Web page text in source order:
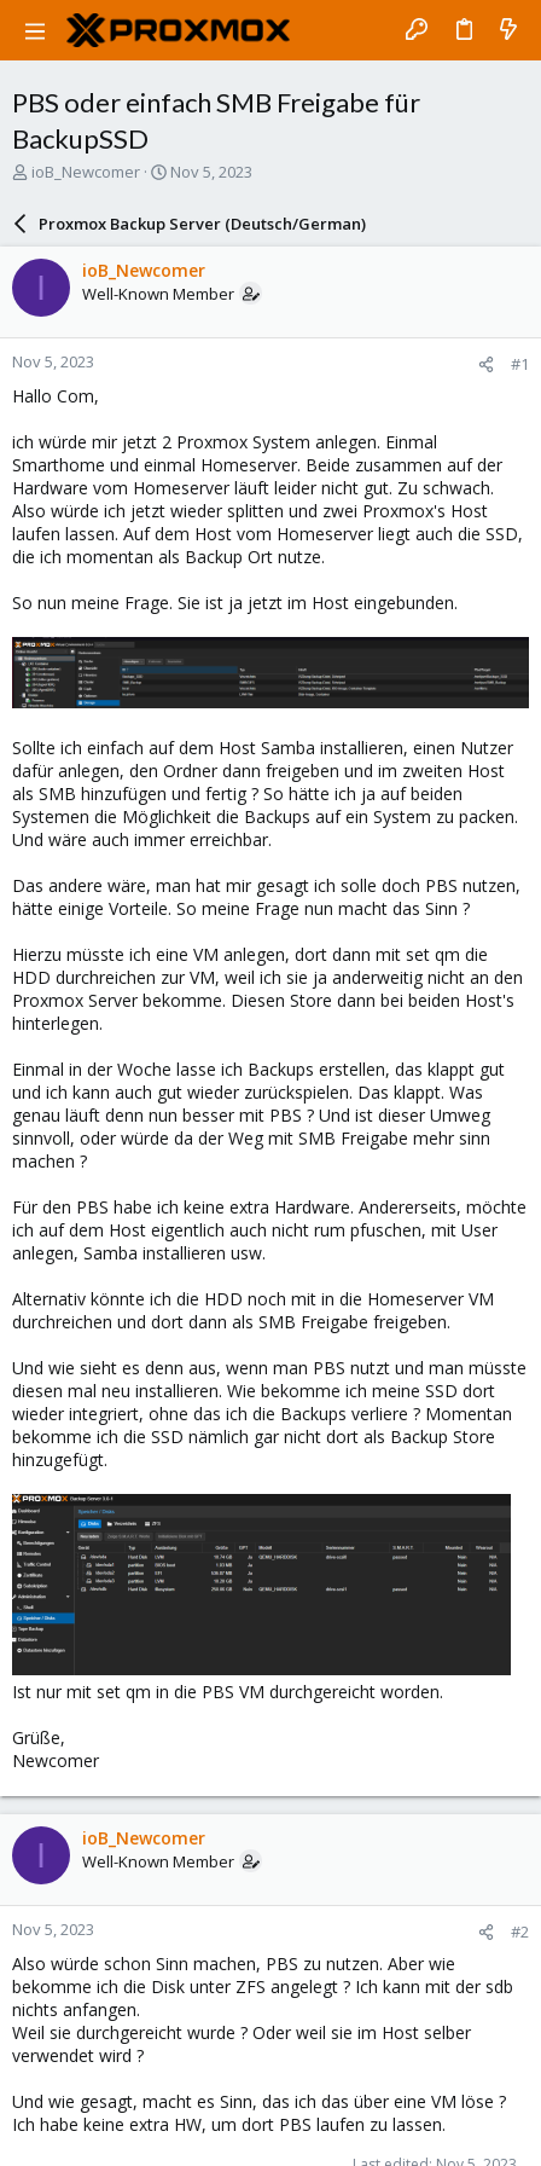
PBS oder einfach SMB Freigabe für
BackupSSD
T
a
t
a
r
t
e
ioB_Newcomer
S
a
r
d
a
e
Nov 5, 2023
Proxmox Backup Server (Deutsch/German)
I ioB_Newcomer
Well-Known Member
Nov 5, 2023 #1
Hallo Com,
ich würde mir jetzt 2 Proxmox System anlegen. Einmal
Smarthome und einmal Homeserver. Beide zusammen auf der
Hardware vom Homeserver läuft leider nicht gut. Zu schwach.
Also würde ich jetzt wieder splitten und zwei Proxmox's Host
laufen lassen. Auf dem Host vom Homeserver liegt auch die SSD,
die ich momentan als Backup Ort nutze.
So nun meine Frage. Sie ist ja jetzt im Host eingebunden.
Sollte ich einfach auf dem Host Samba installieren, einen Nutzer
dafür anlegen, den Ordner dann freigeben und im zweiten Host
als SMB hinzufügen und fertig ? So hätte ich ja auf beiden
Systemen die Möglichkeit die Backups auf ein System zu packen.
Und wäre auch immer erreichbar.
Das andere wäre, man hat mir gesagt ich solle doch PBS nutzen,
hätte einige Vorteile. So meine Frage nun macht das Sinn ?
Hierzu müsste ich eine VM anlegen, dort dann mit set qm die
HDD durchreichen zur VM, weil ich sie ja anderweitig nicht an den
Proxmox Server bekomme. Diesen Store dann bei beiden Host's
hinterlegen.
Einmal in der Woche lasse ich Backups erstellen, das klappt gut
und ich kann auch gut wieder zurückspielen. Das klappt. Was
genau läuft denn nun besser mit PBS ? Und ist dieser Umweg
sinnvoll, oder würde da der Weg mit SMB Freigabe mehr sinn
machen ?
Für den PBS habe ich keine extra Hardware. Andererseits, möchte
ich auf dem Host eigentlich auch nicht rum pfuschen, mit User
anlegen, Samba installieren usw.
Alternativ könnte ich die HDD noch mit in die Homeserver VM
durchreichen und dort dann als SMB Freigabe freigeben.
Und wie sieht es denn aus, wenn man PBS nutzt und man müsste
diesen mal neu installieren. Wie bekomme ich meine SSD dort
wieder integriert, ohne das ich die Backups verliere ? Momentan
bekomme ich die SSD nämlich gar nicht dort als Backup Store
hinzugefügt.
Ist nur mit set qm in die PBS VM durchgereicht worden.
Grüße,
Newcomer
I ioB_Newcomer
Well-Known Member
Nov 5, 2023 #2
Also würde schon Sinn machen, PBS zu nutzen. Aber wie
bekomme ich die Disk unter ZFS angelegt ? Ich kann mit der sdb
nichts anfangen.
Weil sie durchgereicht wurde ? Oder weil sie im Host selber
verwendet wird ?
Und wie gesagt, macht es Sinn, das ich das über eine VM löse ?
Ich habe keine extra HW, um dort PBS laufen zu lassen.